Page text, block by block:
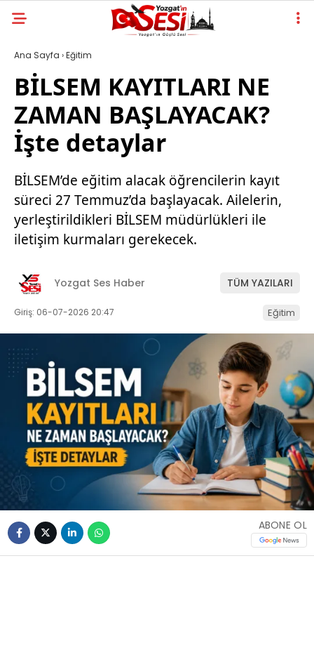
Ana Sayfa ›Eğitim
BİLSEM KAYITLARI NE
ZAMAN BAŞLAYACAK?
İşte detaylar
BİLSEM’de eğitim alacak öğrencilerin kayıt
süreci 27 Temmuz’da başlayacak. Ailelerin,
yerleştirildikleri BİLSEM müdürlükleri ile
iletişim kurmaları gerekecek.
Yozgat Ses Haber TÜM YAZILARI
Giriş: 06-07-2026 20:47 Eğitim
ABONE OL